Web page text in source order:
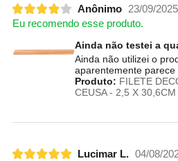
Anônimo
23/09/2025
Eu recomendo esse produto.
Ainda não testei a
Ainda não utilizei o
aparentemente parece
Produto: FILETE
CEUSA - 2,5 X
Lucimar L. 04/08/